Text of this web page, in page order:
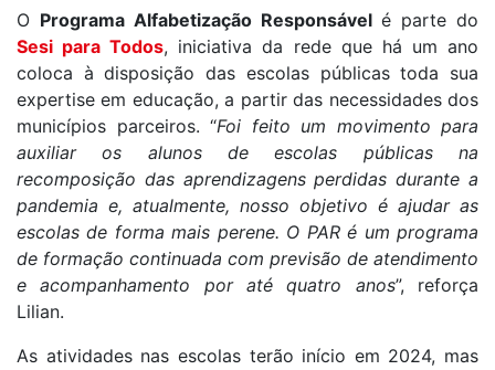
O Programa Alfabetização Responsávelé parte do
Sesi para Todos, iniciativa da rede que há um ano
coloca à disposição das escolas públicas toda sua
expertise em educação, a partir das necessidades dos
municípios parceiros. “Foi feito um movimento para
auxiliar os alunos de escolas públicas na
recomposição das aprendizagens perdidas durante a
pandemia e, atualmente, nosso objetivo é ajudar as
escolas de forma mais perene. O PAR é um programa
de formação continuada com previsão de atendimento
e acompanhamento por até quatro anos”, reforça
Lilian.
As atividades nas escolas terão início em 2024, mas